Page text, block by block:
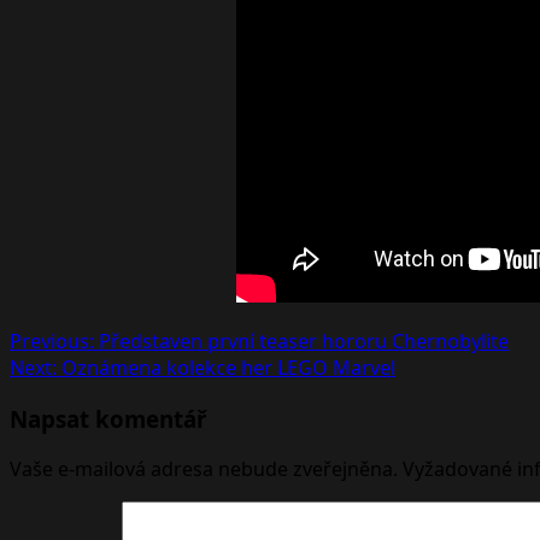
Post
navigation
Previous: Představen první teaser hororu Chernobylite
Next: Oznámena kolekce her LEGO Marvel
Napsat komentář
Vaše e-mailová adresa nebude zveřejněna. Vyžadované